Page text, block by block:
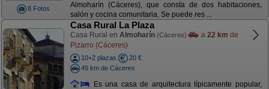
8 Fotos
Almoharín (Cáceres), que consta de dos habitaciones,
salón y cocina comunitaria. Se puede res ...
Casa Rural La Plaza
Casa Rural en Almoharín (Cáceres) a 22 km de
Pizarro (Cáceres)
10+2 plazas
20 €
49 km de Cáceres
Es una casa de arquitectura típicamente popular,